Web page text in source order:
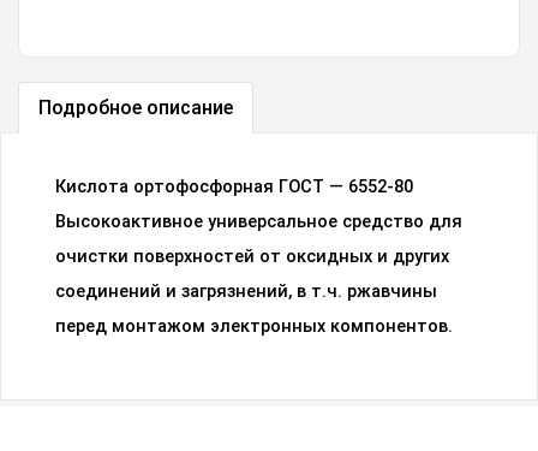
Подробное описание
Кислота ортофосфорная ГОСТ — 6552-80
Высокоактивное универсальное средство для
очистки поверхностей от оксидных и других
соединений и загрязнений, в т.ч. ржавчины
перед монтажом электронных компонентов.